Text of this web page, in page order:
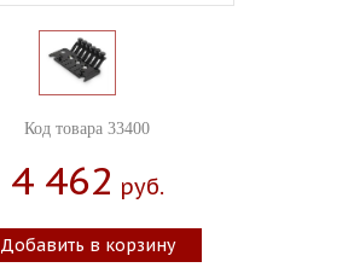
Код товара 33400
4 462 Руб.
Добавить в корзину